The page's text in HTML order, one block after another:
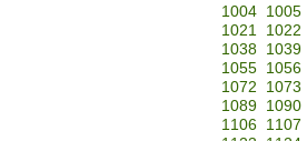
1004
1005
1021
1022
1038
1039
1055
1056
1072
1073
1089
1090
1106
1107